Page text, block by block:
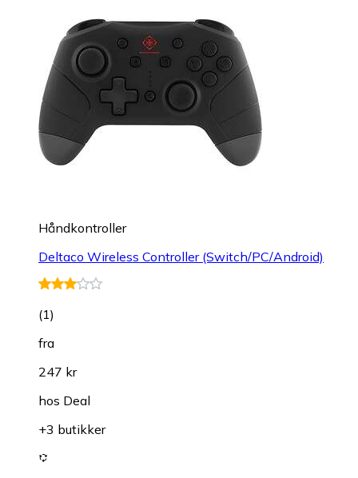
Håndkontroller
Deltaco Wireless Controller (Switch/PC/Android)
(1)
fra
247 kr
hos Deal
+3 butikker